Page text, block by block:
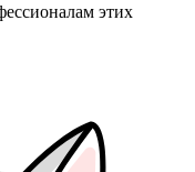
этих